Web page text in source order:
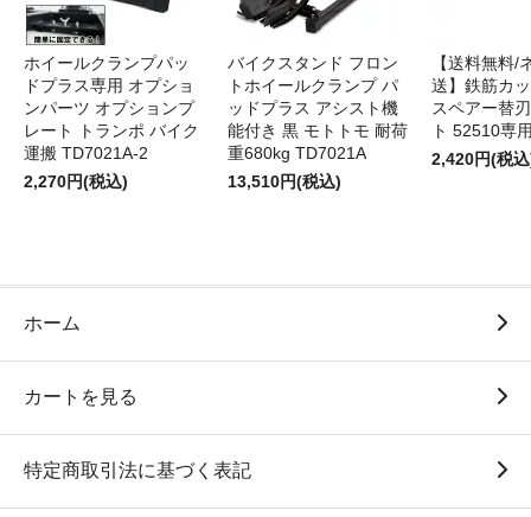
ホイールクランプパッ
ドプラス専用 オプショ
ンパーツ オプションプ
レート トランポ バイク
運搬 TD7021A-2
2,270円(税込)
バイクスタンド フロン
トホイールクランプ パ
ッドプラス アシスト機
能付き 黒 モトトモ 耐荷
重680kg TD7021A
13,510円(税込)
【送料無料/
送】鉄筋カ
スペアー替
ト 52510専
2,420円(税
ホーム
カートを見る
特定商取引法に基づく表記